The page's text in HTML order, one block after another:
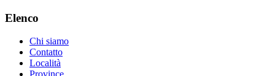
Elenco
Chi siamo
Contatto
Località